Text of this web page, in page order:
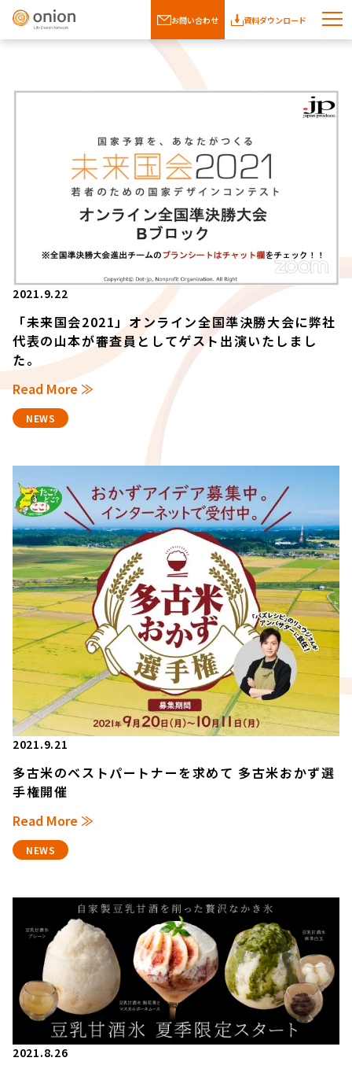
お問い合わせ 資料ダウンロード
2021.9.22
「未来国会2021」オンライン全国準決勝大会に弊社
代表の山本が審査員としてゲスト出演いたしまし
た。
Read More ≫
NEWS
2021.9.21
多古米のベストパートナーを求めて 多古米おかず選
手権開催
Read More ≫
NEWS
2021.8.26